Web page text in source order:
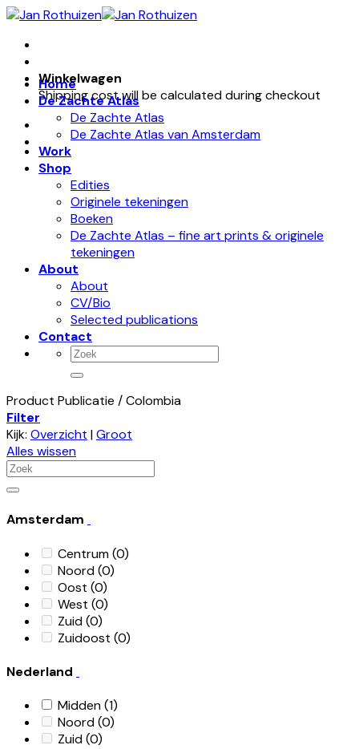
Skip
content
Winkelwagen
Shipping cost will be calculated during checkout
Home
De Zachte Atlas
De Zachte Atlas
De Zachte Atlas van Amsterdam
Work
Shop
Edities
Originele tekeningen
Boeken
De Zachte Atlas – fine art prints & originele
tekeningen
About
About
CV/Bio
Selected publications
Contact
Zoeken
naar:
Product Publicatie /Colombia
Filter
Kijk: Overzicht |Groot
Alles wissen
Zoeken
naar:
Amsterdam
Centrum(0)
Noord(0)
Oost (0)
West (0)
Zuid(0)
Zuidoost (0)
Nederland
Midden(1)
Noord(0)
Zuid(0)